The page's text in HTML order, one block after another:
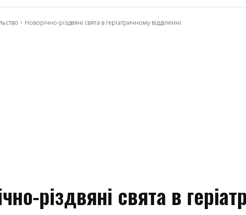
Новорічно-різдвяні свята в геріатричному відділенні
різдвяні свята в